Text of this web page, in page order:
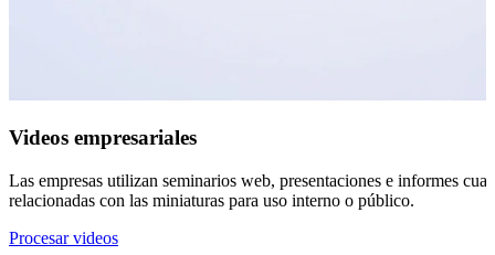
Videos empresariales
Las empresas utilizan seminarios web, presentaciones e informes
relacionadas con las miniaturas para uso interno o público.
Procesar videos